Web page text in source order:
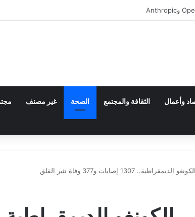
من كان السيدات
وأعمال الثقافة والمجتمع الصحة غير مصنف
1307 إصابات و377 وفاة تثير القلق